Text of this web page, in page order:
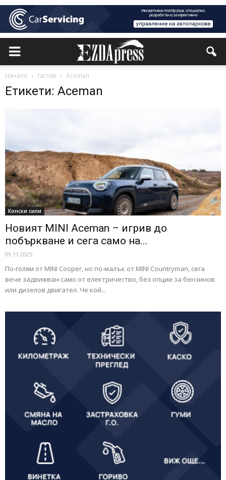
Начало тагове Aceman
Етикети: Aceman
Конски сили
Новият MINI Aceman – игрив до
побъркване и сега само на...
09.11.2025
По-голям от MINI Cooper, но по-малък от MINI Countryman, сега
вече задвижван само от електричество, без опции за бензинов
или дизелов двигател. Че кой...